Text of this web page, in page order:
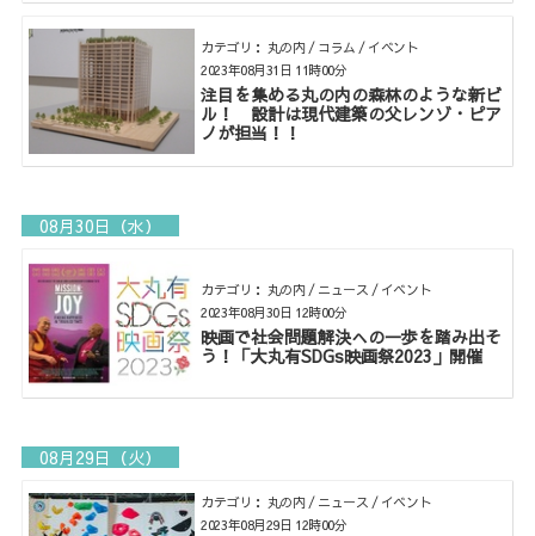
カテゴリ： 丸の内 / コラム / イベント
注目を集める丸の内の森林のような新ビ
ル！ 設計は現代建築の父レンゾ・ピア
ノが担当！！
2023年08月31日 11時00分
08月30日（水）
カテゴリ： 丸の内 / ニュース / イベント
映画で社会問題解決への一歩を踏み出そ
う！「大丸有SDGs映画祭2023」開催
2023年08月30日 12時00分
08月29日（火）
カテゴリ： 丸の内 / ニュース / イベント
2023年08月29日 12時00分